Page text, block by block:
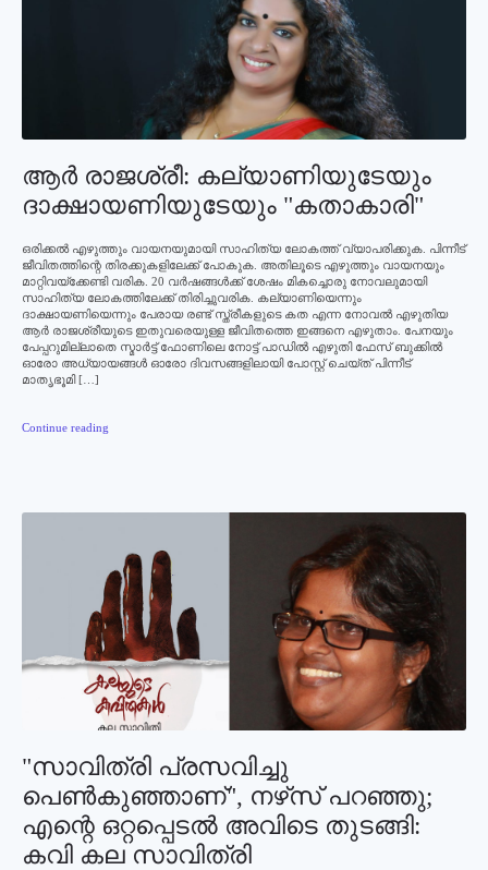
ആര്‍ രാജശ്രീ: കല്യാണിയുടേയും
ദാക്ഷായണിയുടേയും "കതാകാരി"
ഒരിക്കല്‍ എഴുത്തും വായനയുമായി സാഹിത്യ ലോകത്ത് വ്യാപരിക്കുക. പിന്നീട്
ജീവിതത്തിന്റെ തിരക്കുകളിലേക്ക് പോകുക. അതിലൂടെ എഴുത്തും വായനയും
മാറ്റിവയ്‌ക്കേണ്ടി വരിക. 20 വര്‍ഷങ്ങള്‍ക്ക് ശേഷം മികച്ചൊരു നോവലുമായി
സാഹിത്യ ലോകത്തിലേക്ക് തിരിച്ചുവരിക. കല്യാണിയെന്നും
ദാക്ഷായണിയെന്നും പേരായ രണ്ട് സ്ത്രീകളുടെ കത എന്ന നോവല്‍ എഴുതിയ
ആര്‍ രാജശ്രീയുടെ ഇതുവരെയുള്ള ജീവിതത്തെ ഇങ്ങനെ എഴുതാം. പേനയും
പേപ്പറുമില്ലാതെ സ്മാര്‍ട്ട് ഫോണിലെ നോട്ട് പാഡില്‍ എഴുതി ഫേസ് ബുക്കില്‍
ഓരോ അധ്യായങ്ങള്‍ ഓരോ ദിവസങ്ങളിലായി പോസ്റ്റ് ചെയ്ത് പിന്നീട്
മാതൃഭൂമി […]
Continue reading
"സാവിത്രി പ്രസവിച്ചു
പെണ്‍കുഞ്ഞാണ്", നഴ്‌സ് പറഞ്ഞു;
എന്റെ ഒറ്റപ്പെടല്‍ അവിടെ തുടങ്ങി:
കവി കല സാവിത്രി